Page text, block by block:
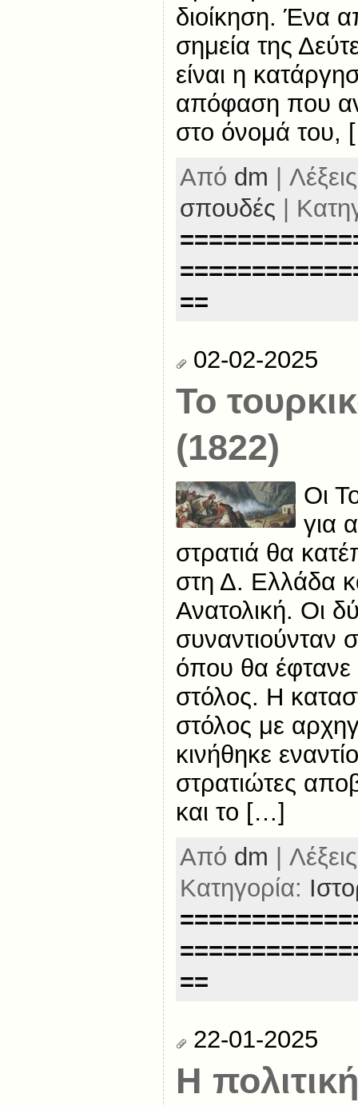
διοίκηση. Ένα
σημεία της
είναι η
απόφαση που
στο όνομά
Από dm |
σπουδές |
==
02-02-2025
Το
(1822)
Οι
για
στρατιά θα
στη Δ. Ελλάδα
Ανατολική. Οι
συναντιούνταν
όπου θα έφτανε
στόλος. Η
στόλος με
κινήθηκε
στρατιώτες
και το […]
Από dm |
Κατηγορία:
==
22-01-2025
Η